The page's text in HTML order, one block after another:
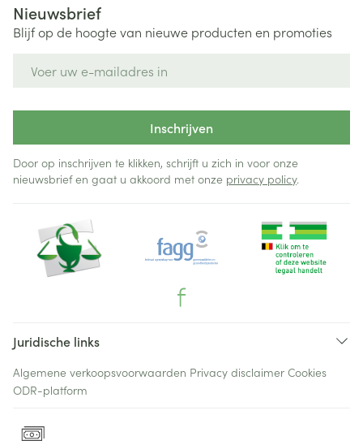
Nieuwsbrief
Blijf op de hoogte van nieuwe producten en promoties
Inschrijven
Door op inschrijven te klikken, schrijft u zich in voor onze
nieuwsbrief en gaat u akkoord met onze privacy policy.
Juridische links
Algemene verkoopsvoorwaarden Privacy disclaimer Cookies
ODR-platform